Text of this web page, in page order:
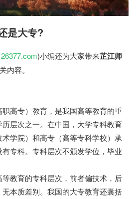
是大专?
)小编还为大家带来芷江师
内容。
高专）教育，是我国高等教育的重
层次之一。在中国，大学专科教育
学院）和高专（高等专科学校）承
专科。专科层次不颁发学位，毕业
教育的专科层次，前者偏技术，后
本质差别。我国的大专教育还囊括